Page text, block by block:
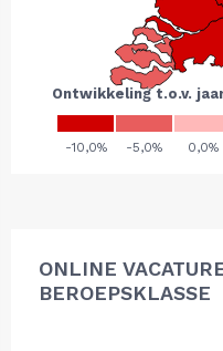
ONLINE
BEROEPSKLASSE